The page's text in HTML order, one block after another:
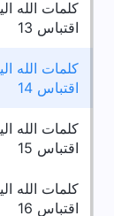
كلمات الله
اقتباس 13
كلمات الله
اقتباس 14
كلمات الله
اقتباس 15
كلمات الله
اقتباس 16